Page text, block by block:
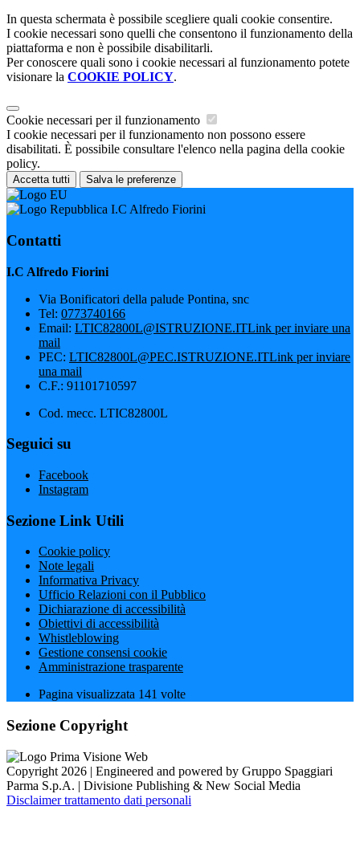
In questa schermata è possibile scegliere quali cookie consentire.
I cookie necessari sono quelli che consentono il funzionamento della
piattaforma e non è possibile disabilitarli.
Per conoscere quali sono i cookie necessari al funzionamento potete
visionare la COOKIE POLICY.
Cookie necessari per il funzionamento
I cookie necessari per il funzionamento non possono essere
disabilitati. È possibile consultare l'elenco nella pagina della cookie
policy.
Accetta tutti Salva le preferenze
I.C Alfredo Fiorini
Contatti
I.C Alfredo Fiorini
Via Bonificatori della palude Pontina, snc
Tel: 0773740166
Email: LTIC82800L@ISTRUZIONE.ITLink per inviare una
mail
PEC: LTIC82800L@PEC.ISTRUZIONE.ITLink per inviare
una mail
C.F.: 91101710597
Cod. mecc. LTIC82800L
Seguici su
Facebook
Instagram
Sezione Link Utili
Cookie policy
Note legali
Informativa Privacy
Ufficio Relazioni con il Pubblico
Dichiarazione di accessibilità
Obiettivi di accessibilità
Whistleblowing
Gestione consensi cookie
Amministrazione trasparente
Pagina visualizzata 141 volte
Sezione Copyright
Copyright 2026 | Engineered and powered by Gruppo Spaggiari
Parma S.p.A. | Divisione Publishing & New Social Media
Disclaimer trattamento dati personali